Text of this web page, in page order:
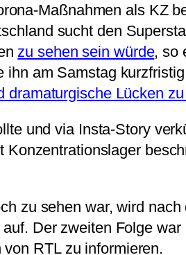
Maßnahmen als KZ
sucht den
zu sehen sein würde, so
am Samstag
dramaturgische Lücken
und via Insta-Story
zu sehen war, wird
Der zweiten Folge
RTL zu informieren.